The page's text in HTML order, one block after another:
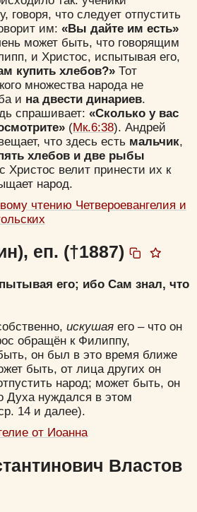
говоря, что следует отпустить
им: «Вы дайте им есть»
может быть, что говорящим
и Христос, испытывая его,
купить хлебов?» Тот
множества народа не
и на двести динариев.
спрашивает: «Сколько у вас
(Мк.6:38). Андрей
что здесь есть мальчик,
хлебов и две рыбы
Христос велит принести их к
народ.
чтению Четвероевангелия и
еп. (†1887)
его; ибо Сам знал, что
искушая его – что он
обращён к Филиппу,
он был в это время ближе
быть, от лица других он
народ; может быть, он
Духа нуждался в этом
14 и далее).
от Иоанна
Властов